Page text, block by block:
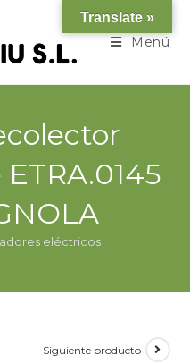
Menú
eléctricos
Siguiente producto
Translate »